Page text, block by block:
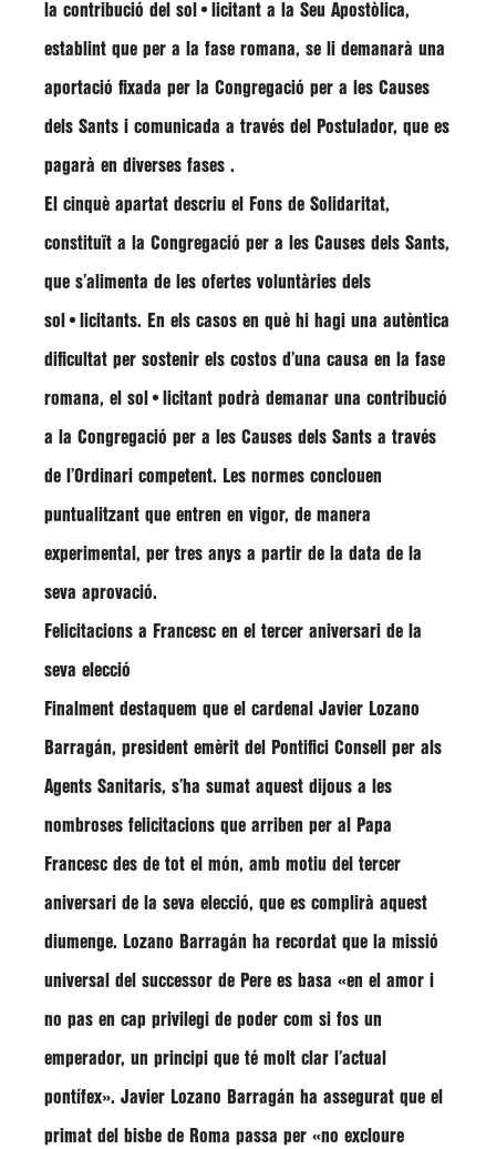
la contribució del sol•licitant a la Seu Apostòlica,
establint que per a la fase romana, se li demanarà una
aportació fixada per la Congregació per a les Causes
dels Sants i comunicada a través del Postulador, que es
pagarà en diverses fases .
El cinquè apartat descriu el Fons de Solidaritat,
constituït a la Congregació per a les Causes dels Sants,
que s’alimenta de les ofertes voluntàries dels
sol•licitants. En els casos en què hi hagi una autèntica
dificultat per sostenir els costos d’una causa en la fase
romana, el sol•licitant podrà demanar una contribució
a la Congregació per a les Causes dels Sants a través
de l’Ordinari competent. Les normes conclouen
puntualitzant que entren en vigor, de manera
experimental, per tres anys a partir de la data de la
seva aprovació.
Felicitacions a Francesc en el tercer aniversari de la
seva elecció
Finalment destaquem que el cardenal Javier Lozano
Barragán, president emèrit del Pontifici Consell per als
Agents Sanitaris, s’ha sumat aquest dijous a les
nombroses felicitacions que arriben per al Papa
Francesc des de tot el món, amb motiu del tercer
aniversari de la seva elecció, que es complirà aquest
diumenge. Lozano Barragán ha recordat que la missió
universal del successor de Pere es basa «en el amor i
no pas en cap privilegi de poder com si fos un
emperador, un principi que té molt clar l’actual
pontífex». Javier Lozano Barragán ha assegurat que el
primat del bisbe de Roma passa per «no excloure